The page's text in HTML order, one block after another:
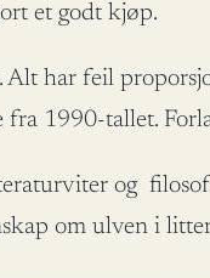
et godt kjøp.
Alt har feil
1990-tallet.
og
om ulven i